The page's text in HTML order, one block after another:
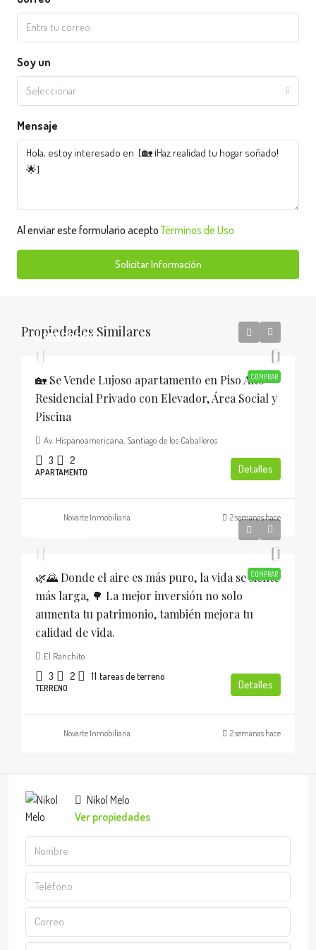
Soy un
Seleccionar
Mensaje
Al enviar este formulario aceptoTérminos de Uso
Solicitar Información
Propiedades Similares
COMPRAR
USD$205,000
🏡 Se Vende Lujoso apartamento en Piso Alto
Residencial Privado con Elevador, Área Social y
Piscina
Av. Hispanoamericana, Santiago de los Caballeros
3 2
APARTAMENTO Detalles
Novarte Inmobiliaria 2 semanas hace
COMPRAR
🌿🌄 Donde el aire es más puro, la vida se siente
más larga, 🌳 La mejor inversión no solo
aumenta tu patrimonio, también mejora tu
calidad de vida.
El Ranchito
3 2 11 tareas de terreno
TERRENO Detalles
Novarte Inmobiliaria 2 semanas hace
Nikol Melo
Ver propiedades